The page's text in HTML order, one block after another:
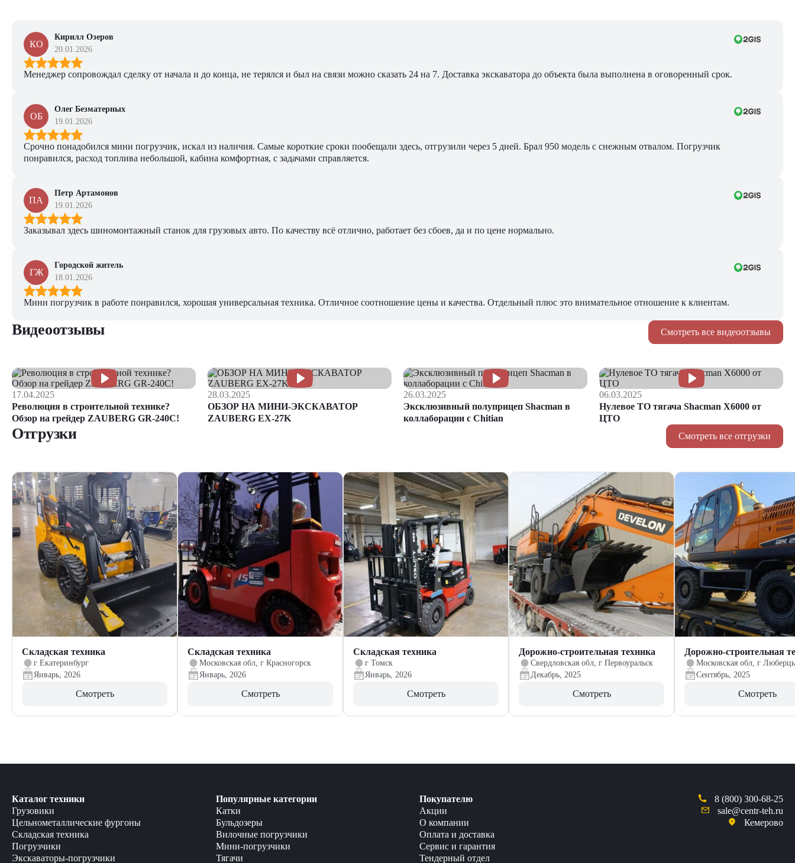
КО
Кирилл Озеров
20.01.2026
Менеджер сопровождал сделку от начала и до конца, не терялся и был на связи можно сказать 24 на 7. Доставка экскаватора до объекта была выполнена в оговоренный срок.
ОБ
Олег Безматерных
19.01.2026
Срочно понадобился мини погрузчик, искал из наличия. Самые короткие сроки пообещали здесь, отгрузили через 5 дней. Брал 950 модель с снежным отвалом. Погрузчик
понравился, расход топлива небольшой, кабина комфортная, с задачами справляется.
ПА
Петр Артамонов
19.01.2026
Заказывал здесь шиномонтажный станок для грузовых авто. По качеству всё отлично, работает без сбоев, да и по цене нормально.
ГЖ
Городской житель
18.01.2026
Мини погрузчик в работе понравился, хорошая универсальная техника. Отличное соотношение цены и качества. Отдельный плюс это внимательное отношение к клиентам.
Смотреть все видеоотзывы
Видеоотзывы
17.04.2025
Революция в строительной технике?
Обзор на грейдер ZAUBERG GR-240C!
28.03.2025
ОБЗОР НА МИНИ-ЭКСКАВАТОР
ZAUBERG EX-27K
26.03.2025
Эксклюзивный полуприцеп Shacman в
коллаборации с Chitian
06.03.2025
Нулевое ТО тягача Shacman Х6000 от
ЦТО
Смотреть все отгрузки
Отгрузки
Складская техника
г Екатеринбург
Январь, 2026
Смотреть
Складская техника
Московская обл, г Красногорск
Январь, 2026
Смотреть
Складская техника
г Томск
Январь, 2026
Смотреть
Дорожно-строительная техника
Свердловская обл, г Первоуральск
Декабрь, 2025
Смотреть
Дорожно-строительная
Московская обл, г
Сентябрь, 2025
Смотреть
Каталог техники
Грузовики
Цельнометаллические фургоны
Складская техника
Погрузчики
Экскаваторы-погрузчики
Популярные категории
Катки
Бульдозеры
Вилочные погрузчики
Мини-погрузчики
Тягачи
Покупателю
Акции
О компании
Оплата и доставка
Сервис и гарантия
Тендерный отдел
8 (800) 300-68-25
sale@centr-teh.ru
Кемерово